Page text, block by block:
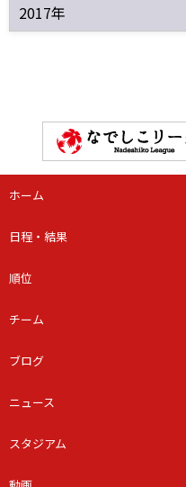
2017年
ホーム
日程・結果
順位
チーム
ブログ
ニュース
スタジアム